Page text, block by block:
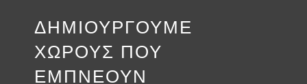
ΔΗΜΙΟΥΡΓΟΥΜΕ
ΧΩΡΟΥΣ ΠΟΥ
ΕΜΠΝΕΟΥΝ